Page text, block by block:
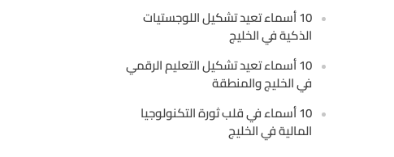
10 أسماء تعيد تشكيل اللوجستيات
الذكية في الخليج
10 أسماء تعيد تشكيل التعليم الرقمي
في الخليج والمنطقة
10 أسماء في قلب ثورة التكنولوجيا
المالية في الخليج